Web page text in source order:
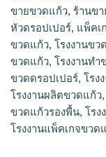
โรงงานทําขวดแก้ว,
รองพื้น, โรงงานผลิต
ขวดแก้วตามสั่ง, โรง
แก้วสีชา, โรงงานเป่
ขายขวดแก้ว, ร้านข
หัวดรอปเปอร์, แพ็คเ
ขวดแก้ว, โรงงานขว
ขวดแก้ว, โรงงานทำ
ขวดดรอปเปอร์, โรง
โรงงานผลิตขวดแก้ว,
ขวดแก้วรองพื้น, โรง
โรงงานแพ็คเกจขวด